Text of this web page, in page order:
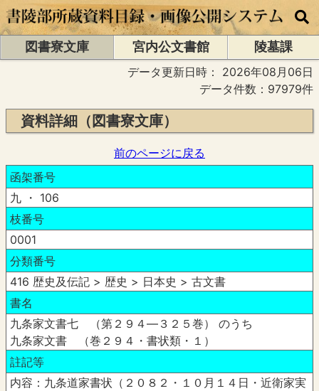
図書寮文庫 宮内公文書館
陵墓課
データ更新日時： 2026年08月06日
データ件数：97979件
資料詳細（図書寮文庫）
前のページに戻る
函架番号
九 ・ 106
枝番号
0001
分類番号
416 歴史及伝記 > 歴史 > 日本史 > 古文書
書名
九条家文書七 （第２９４―３２５巻） のうち
九条家文書 （巻２９４・書状類・１）
註記等
内容：九条道家書状（２０８２・１０月１４日・近衛家実